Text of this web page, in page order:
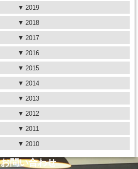
2019
2018
2017
2016
2015
2014
2013
2012
2011
2010
お問い合わせ